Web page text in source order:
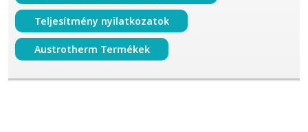
Teljesítmény nyilatkozatok
Austrotherm Termékek